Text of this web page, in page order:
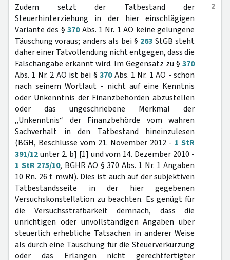
2
Zudem setzt der Tatbestand der
Steuerhinterziehung in der hier einschlägigen
Variante des §370Abs. 1 Nr. 1 AO keine gelungene
Täuschung voraus; anders als bei § 263 StGB steht
daher einer Tatvollendung nicht entgegen, dass die
Falschangabe erkannt wird. Im Gegensatz zu § 370
Abs. 1 Nr. 2 AO ist bei §370Abs. 1 Nr. 1 AO - schon
nach seinem Wortlaut - nicht auf eine Kenntnis
oder Unkenntnis der Finanzbehörden abzustellen
oder das ungeschriebene Merkmal der
„Unkenntnis“ der Finanzbehörde vom wahren
Sachverhalt in den Tatbestand hineinzulesen
(BGH, Beschlüsse vom 21. November 2012 - 1 StR
391/12unter 2. b] [1] und vom 14. Dezember 2010 -
1 StR 275/10, BGHR AO § 370 Abs. 1 Nr. 1 Angaben
10 Rn. 26 f. mwN). Dies ist auch auf der subjektiven
Tatbestandsseite in der hier gegebenen
Versuchskonstellation zu beachten. Es genügt für
die Versuchsstrafbarkeit demnach, dass die
unrichtigen oder unvollständigen Angaben über
steuerlich erhebliche Tatsachen in anderer Weise
als durch eine Täuschung für die Steuerverkürzung
oder das Erlangen nicht gerechtfertigter